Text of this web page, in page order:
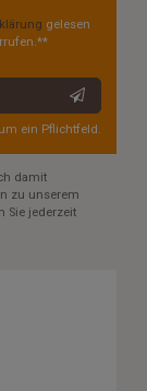
gelesen
ein Pflichtfeld.
damit
zu unserem
Sie jederzeit